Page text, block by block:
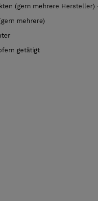
(gern mehrere
mehrere)
getätigt